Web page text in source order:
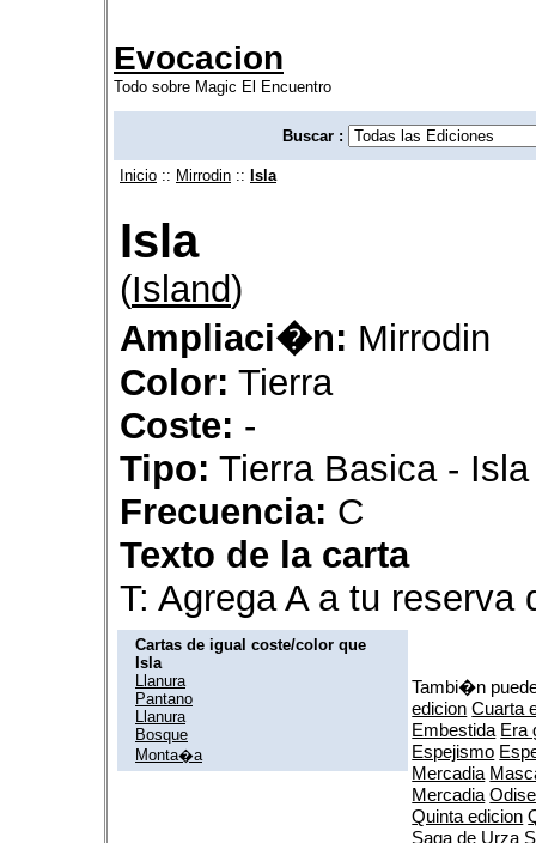
Evocacion
Todo sobre Magic El Encuentro
Buscar :
Inicio :: Mirrodin :: Isla
Isla
(Island)
Ampliaci�n: Mirrodin
Color: Tierra
Coste: -
Tipo: Tierra Basica - Isla
Frecuencia: C
Texto de la carta
T: Agrega A a tu reserva
Cartas de igual coste/color que
Isla
Llanura
Pantano
Llanura
Bosque
Monta�a
Tambi�n
edicion Cuarta
Embestida Era
Espejismo
Mercadia
Mercadia
Quinta edicion
Saga de Urza